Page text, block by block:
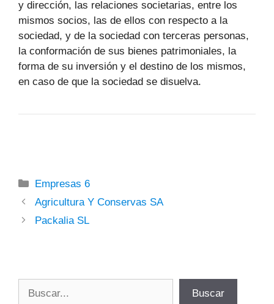
y dirección, las relaciones societarias, entre los
mismos socios, las de ellos con respecto a la
sociedad, y de la sociedad con terceras personas,
la conformación de sus bienes patrimoniales, la
forma de su inversión y el destino de los mismos,
en caso de que la sociedad se disuelva.
Categorías
Empresas 6
Agricultura Y Conservas SA
Packalia SL
Buscar